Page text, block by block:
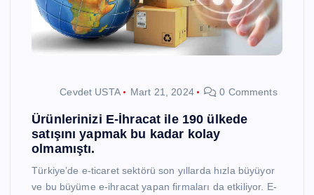
Cevdet USTA Mart 21, 2024 0 Comments
Ürünlerinizi E-İhracat ile 190 ülkede
satışını yapmak bu kadar kolay
olmamıştı.
Türkiye’de e-ticaret sektörü son yıllarda hızla büyüyor
ve bu büyüme e-ihracat yapan firmaları da etkiliyor. E-